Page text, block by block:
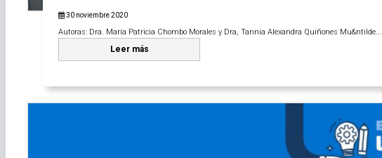
30 noviembre 2020
Autoras: Dra. María Patricia Chombo Morales y Dra, Tannia Alexandra Quiñones Mu&ntilde...
Leer más